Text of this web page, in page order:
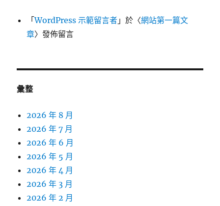
「WordPress 示範留言者 」於〈網站第一篇文
章〉發佈留言
彙整
2026 年 8 月
2026 年 7 月
2026 年 6 月
2026 年 5 月
2026 年 4 月
2026 年 3 月
2026 年 2 月